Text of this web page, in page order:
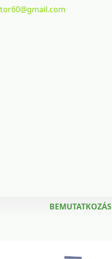
@gmail.com
BEMUTATKOZÁS